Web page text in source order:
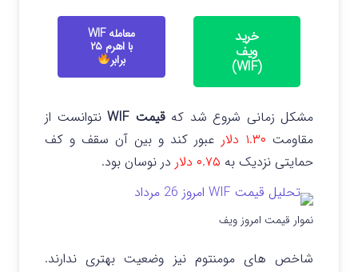
خرید
ویف
(WIF)
معامله WIF
با اهرم ۲۵
برابر
مشکل زمانی شروع شد کهقیمت WIF
نتوانست از
مقاومت ۱.۳۰ دلار
عبور کند و بین آن سقف و کف
حمایتی نزدیک به ۰.۷۵ دلار در نوسان بود.
نموار قیمت امروز ویف
شاخص های مومنتوم نیز وضعیت بهتری ندارند.